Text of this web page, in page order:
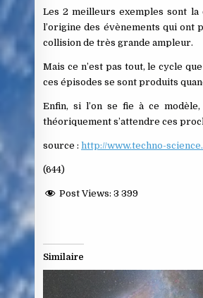
Les 2 meilleurs exemples sont la
l’origine des évènements qui ont
collision de très grande ampleur.
Mais ce n’est pas tout, le cycle
ces épisodes se sont produits
Enfin, si l’on se fie à ce
théoriquement s’attendre ces
source :http://www.techno-
(644)
Post Views: 3 399
Similaire